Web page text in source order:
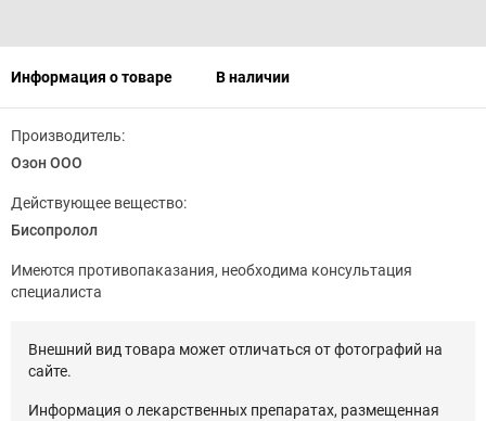
Информация о товаре В наличии
Производитель:
Озон ООО
Действующее вещество:
Бисопролол
Имеются противопаказания, необходима консультация
специалиста
Внешний вид товара может отличаться от фотографий на
сайте.
Информация о лекарственных препаратах, размещенная